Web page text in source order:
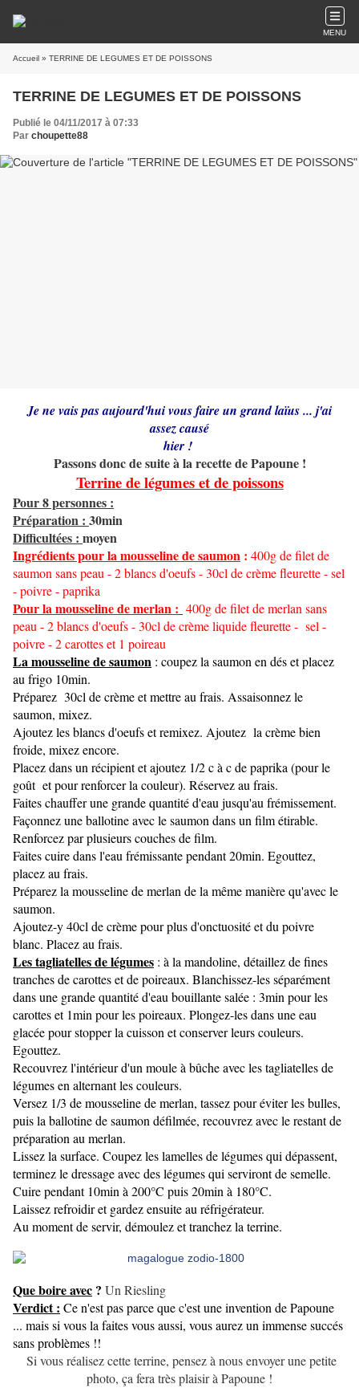
MENU
Accueil » TERRINE DE LEGUMES ET DE POISSONS
TERRINE DE LEGUMES ET DE POISSONS
Publié le 04/11/2017 à 07:33
Par choupette88
Je ne vais pas aujourd'hui vous faire un grand laïus ... j'ai
assez causé
hier !
Passons donc de suite à la recette de Papoune !
Terrine de légumes et de poissons
Pour 8 personnes :
Préparation : 30min
Difficultées : moyen
Ingrédients pour la mousseline de saumon : 400g de filet de
saumon sans peau - 2 blancs d'oeufs - 30cl de crème fleurette - sel
- poivre - paprika
Pour la mousseline de merlan : 400g de filet de merlan sans
peau - 2 blancs d'oeufs - 30cl de crème liquide fleurette - sel -
poivre - 2 carottes et 1 poireau
La mousseline de saumon : coupez la saumon en dés et placez
au frigo 10min.
Préparez 30cl de crème et mettre au frais. Assaisonnez le
saumon, mixez.
Ajoutez les blancs d'oeufs et remixez. Ajoutez la crème bien
froide, mixez encore.
Placez dans un récipient et ajoutez 1/2 c à c de paprika (pour le
goût et pour renforcer la couleur). Réservez au frais.
Faites chauffer une grande quantité d'eau jusqu'au frémissement.
Façonnez une ballotine avec le saumon dans un film étirable.
Renforcez par plusieurs couches de film.
Faites cuire dans l'eau frémissante pendant 20min. Egouttez,
placez au frais.
Préparez la mousseline de merlan de la même manière qu'avec le
saumon.
Ajoutez-y 40cl de crème pour plus d'onctuosité et du poivre
blanc. Placez au frais.
Les tagliatelles de légumes : à la mandoline, détaillez de fines
tranches de carottes et de poireaux. Blanchissez-les séparément
dans une grande quantité d'eau bouillante salée : 3min pour les
carottes et 1min pour les poireaux. Plongez-les dans une eau
glacée pour stopper la cuisson et conserver leurs couleurs.
Egouttez.
Recouvrez l'intérieur d'un moule à bûche avec les tagliatelles de
légumes en alternant les couleurs.
Versez 1/3 de mousseline de merlan, tassez pour éviter les bulles,
puis la ballotine de saumon défilmée, recouvrez avec le restant de
préparation au merlan.
Lissez la surface. Coupez les lamelles de légumes qui dépassent,
terminez le dressage avec des légumes qui serviront de semelle.
Cuire pendant 10min à 200°C puis 20min à 180°C.
Laissez refroidir et gardez ensuite au réfrigérateur.
Au moment de servir, démoulez et tranchez la terrine.
Que boire avec ? Un Riesling
Verdict : Ce n'est pas parce que c'est une invention de Papoune
... mais si vous la faites vous aussi, vous aurez un immense succés
sans problèmes !!
Si vous réalisez cette terrine, pensez à nous envoyer une petite
photo, ça fera très plaisir à Papoune !